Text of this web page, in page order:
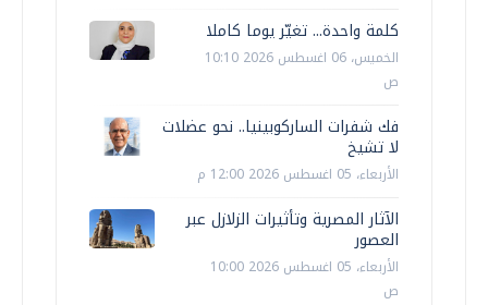
كلمة واحدة... تغيّر يوما كاملا
الخميس، 06 اغسطس 2026 10:10
ص
فك شفرات الساركوبينيا.. نحو عضلات
لا تشيخ
الأربعاء، 05 اغسطس 2026 12:00 م
الآثار المصرية وتأثيرات الزلازل عبر
العصور
الأربعاء، 05 اغسطس 2026 10:00
ص